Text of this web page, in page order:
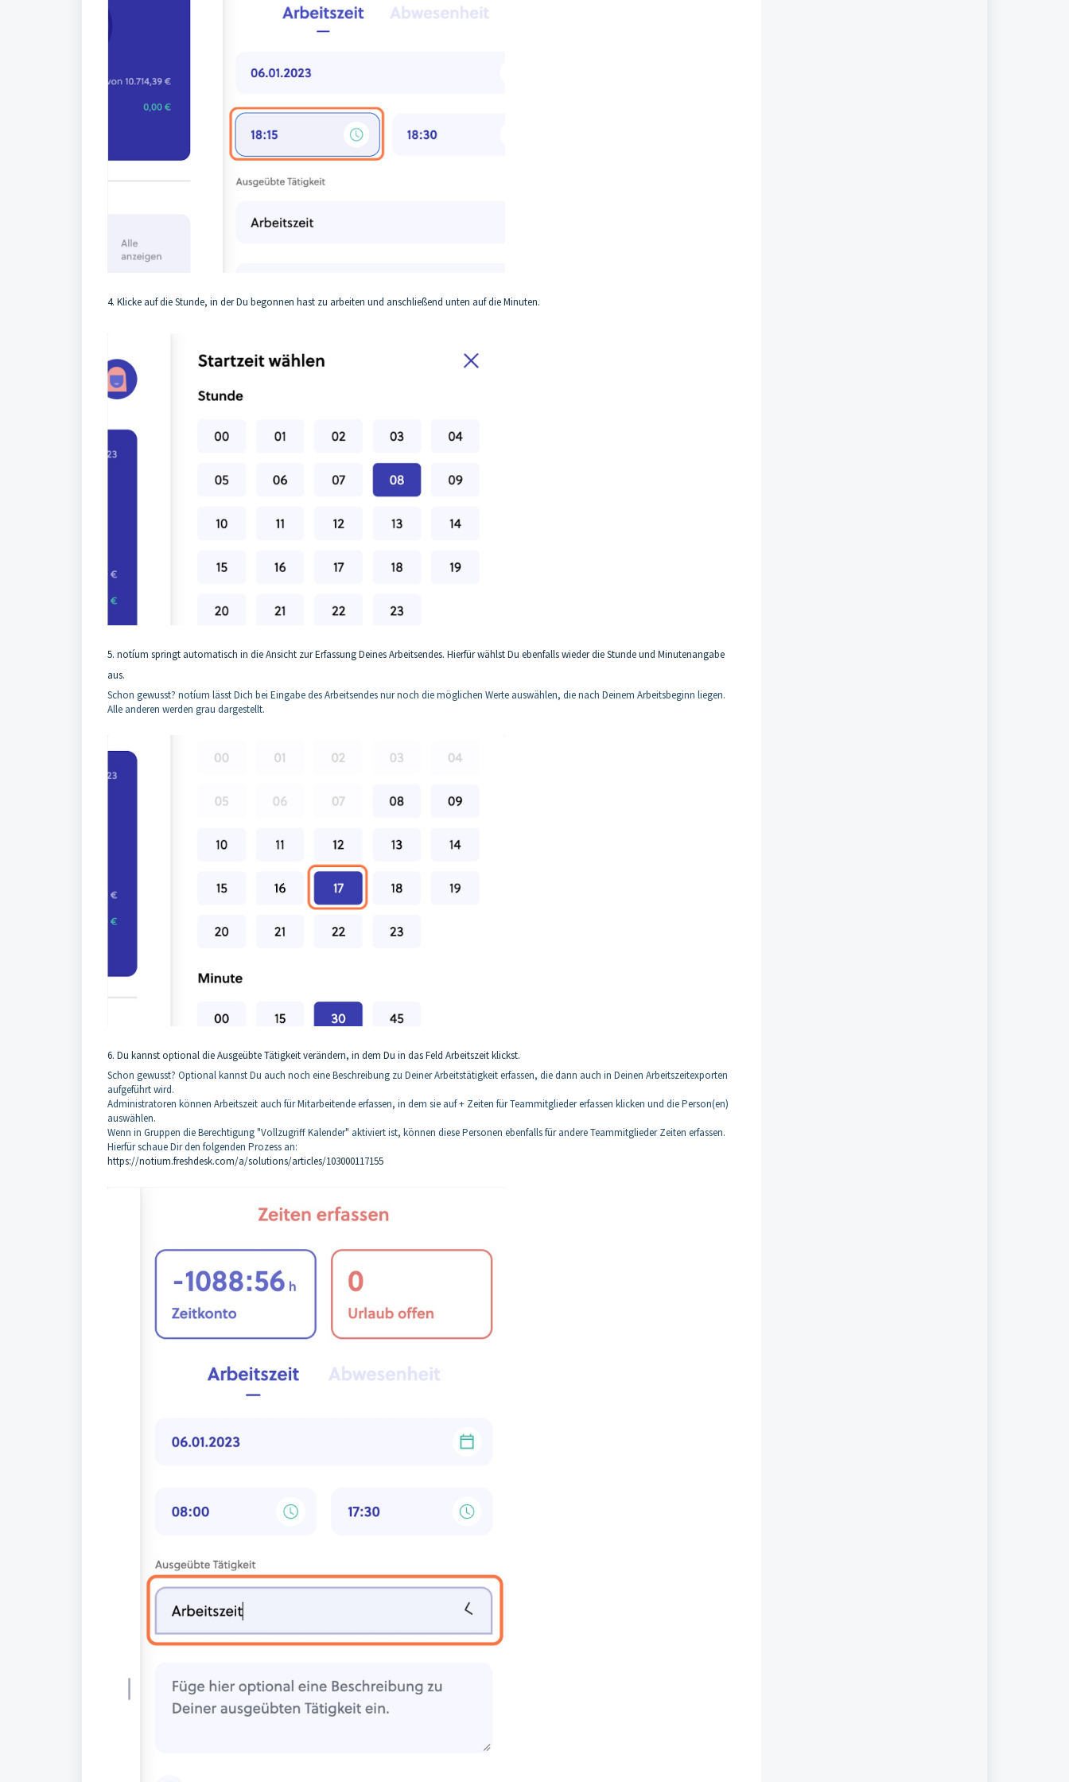
4. Klicke auf die Stunde, in der Du begonnen hast zu arbeiten und anschließend unten auf die Minuten.
5. notíum springt automatisch in die Ansicht zur Erfassung Deines Arbeitsendes. Hierfür wählst Du ebenfalls wieder die Stunde und Minutenangabe
aus.
Schon gewusst? notíum lässt Dich bei Eingabe des Arbeitsendes nur noch die möglichen Werte auswählen, die nach Deinem Arbeitsbeginn liegen.
Alle anderen werden grau dargestellt.
6. Du kannst optional die Ausgeübte Tätigkeit verändern, in dem Du in das Feld Arbeitszeit klickst.
Schon gewusst? Optional kannst Du auch noch eine Beschreibung zu Deiner Arbeitstätigkeit erfassen, die dann auch in Deinen Arbeitszeitexporten
aufgeführt wird.
Administratoren können Arbeitszeit auch für Mitarbeitende erfassen, in dem sie auf + Zeiten für Teammitglieder erfassen klicken und die Person(en)
auswählen.
Wenn in Gruppen die Berechtigung "Vollzugriff Kalender" aktiviert ist, können diese Personen ebenfalls für andere Teammitglieder Zeiten erfassen.
Hierfür schaue Dir den folgenden Prozess an:
https://notium.freshdesk.com/a/solutions/articles/103000117155